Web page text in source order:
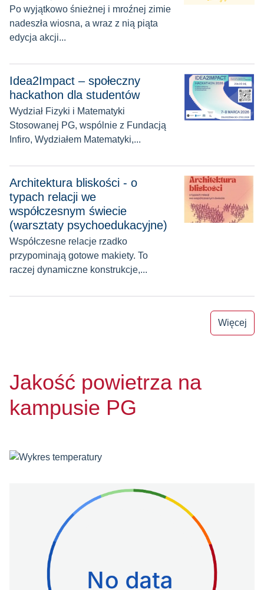
Po wyjątkowo śnieżnej i mroźnej zimie
nadeszła wiosna, a wraz z nią piąta
edycja akcji...
Idea2Impact – społeczny
hackathon dla studentów
Wydział Fizyki i Matematyki
Stosowanej PG, wspólnie z Fundacją
Infiro, Wydziałem Matematyki,...
Architektura bliskości - o
typach relacji we
współczesnym świecie
(warsztaty psychoedukacyjne)
Współczesne relacje rzadko
przypominają gotowe makiety. To
raczej dynamiczne konstrukcje,...
Więcej
Jakość powietrza na
kampusie PG